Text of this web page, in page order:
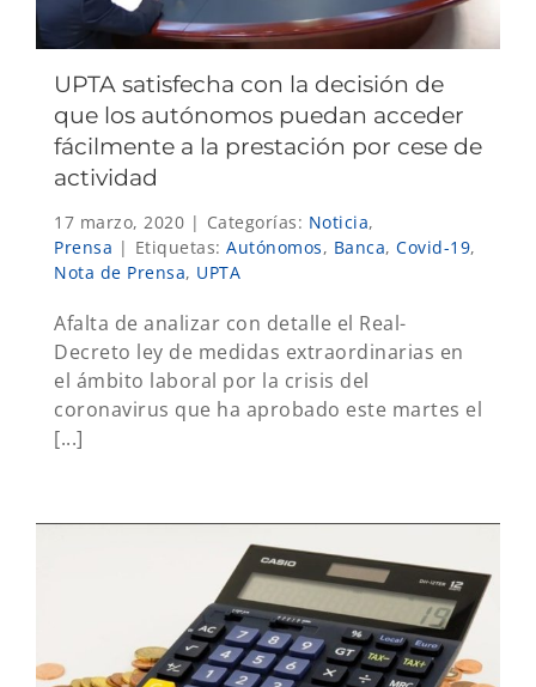
UPTA satisfecha con la decisión de
que los autónomos puedan acceder
fácilmente a la prestación por cese de
actividad
17 marzo, 2020 | Categorías: Noticia,
Prensa | Etiquetas: Autónomos, Banca, Covid-19,
Nota de Prensa, UPTA
Afalta de analizar con detalle el Real-
Decreto ley de medidas extraordinarias en
el ámbito laboral por la crisis del
coronavirus que ha aprobado este martes el
[...]